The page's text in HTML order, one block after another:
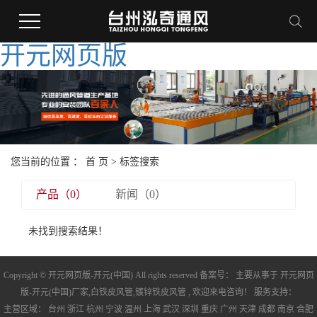
开元网页版
您当前的位置 ： 首 页 > 标签搜索
产品（0） 新闻（0）
未找到搜索结果！
Copyright © 开元网页版-开元(中国) All rights reserved 备案号： 主要从事于 开元网页
版-开元(中国)厂家, 白铁皮风管,镀锌铁皮风管 , 欢迎来电咨询！ 服务支持：
主营区域： 台州 浙江 杭州 宁波 温州 上海 武汉 深圳 重庆 广州 天津 成都 南京 合肥